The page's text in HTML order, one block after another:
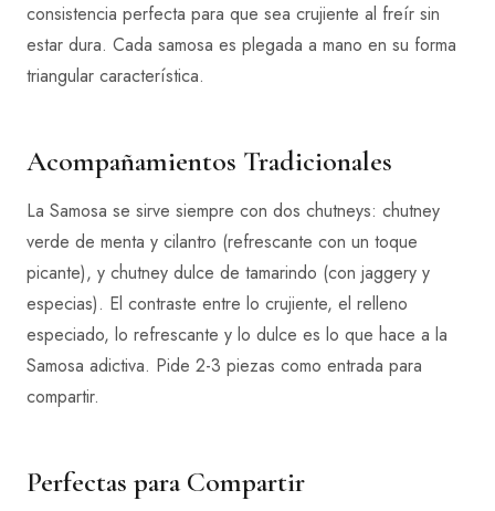
consistencia perfecta para que sea crujiente al freír sin
estar dura. Cada samosa es plegada a mano en su forma
triangular característica.
Acompañamientos Tradicionales
La Samosa se sirve siempre con dos chutneys: chutney
verde de menta y cilantro (refrescante con un toque
picante), y chutney dulce de tamarindo (con jaggery y
especias). El contraste entre lo crujiente, el relleno
especiado, lo refrescante y lo dulce es lo que hace a la
Samosa adictiva. Pide 2-3 piezas como entrada para
compartir.
Perfectas para Compartir